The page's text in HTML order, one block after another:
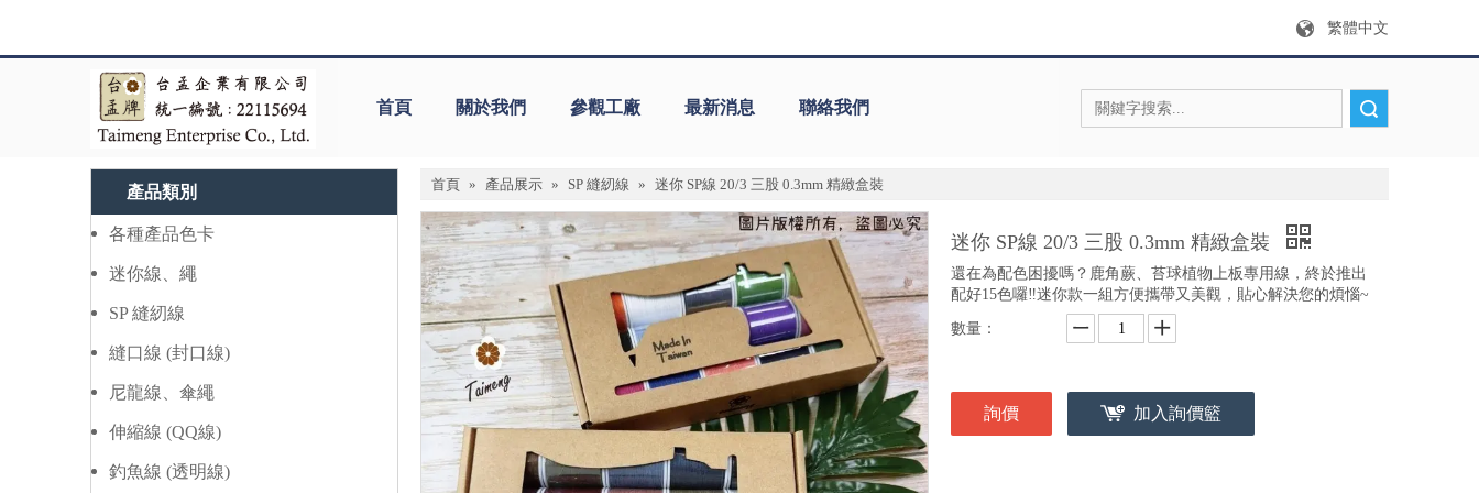
繁體中文
首頁 關於我們 參觀工廠 最新消息 聯絡我們
產品類別
各種產品色卡
迷你線、繩
SP 縫紉線
縫口線 (封口線)
尼龍線、傘繩
伸縮線 (QQ線)
釣魚線 (透明線)
首頁 » 產品展示 » SP 縫紉線 » 迷你 SP線 20/3 三股 0.3mm 精緻盒裝
迷你 SP線 20/3 三股 0.3mm 精緻盒裝
還在為配色困擾嗎？鹿角蕨、苔球植物上板專用線，終於推出
配好15色囉‼️迷你款一組方便攜帶又美觀，貼心解決您的煩惱~
數量：
詢價 加入詢價籃